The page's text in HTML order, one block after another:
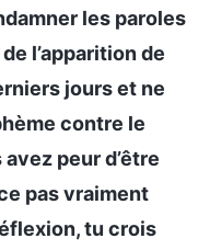
les paroles
l’apparition de
jours et ne
contre le
peur d’être
pas vraiment
tu crois